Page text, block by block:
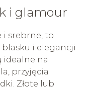
i glamour
i srebrne, to
blasku i elegancji
idealne na
przyjęcia
Złote lub